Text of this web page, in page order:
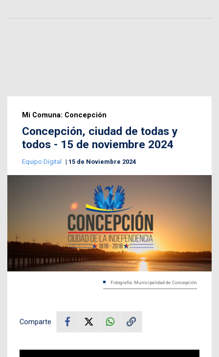
Mi Comuna: Concepción
Concepción, ciudad de todas y
todos - 15 de noviembre 2024
Equipo Digital 15 de Noviembre 2024
Fotografía: Municipalidad de Concepción
Comparte